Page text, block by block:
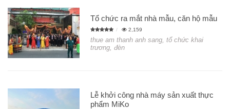
Tổ chức ra mắt nhà mẫu, căn hộ mẫu
2,159
thue am thanh anh sang, tổ chức khai
trương, đèn
Lễ khởi công nhà máy sản xuất thực
phẩm MiKo